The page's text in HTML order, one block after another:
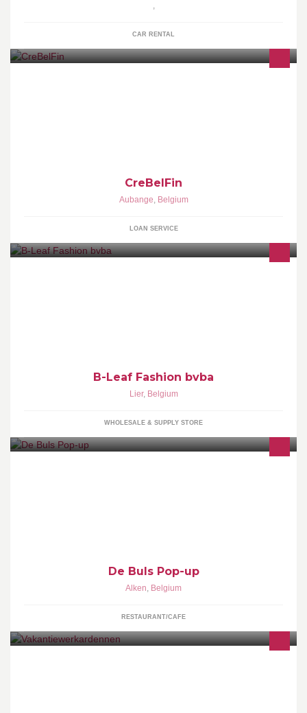
,
CAR RENTAL
CreBelFin
Aubange, Belgium
LOAN SERVICE
B-Leaf Fashion bvba
Lier, Belgium
WHOLESALE & SUPPLY STORE
De Buls Pop-up
Alken, Belgium
RESTAURANT/CAFE